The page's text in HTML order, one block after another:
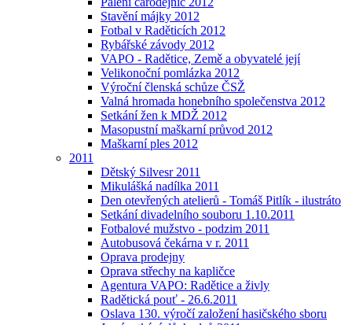
Stavění májky 2012
Fotbal v Raděticích 2012
Rybářské závody 2012
VAPO - Radětice, Země a obyvatelé její
Velikonoční pomlázka 2012
Výroční členská schůze ČSŽ
Valná hromada honebního společenstva 2012
Setkání žen k MDŽ 2012
Masopustní maškarní průvod 2012
Maškarní ples 2012
2011
Dětský Silvesr 2011
Mikulášká nadílka 2011
Den otevřených atelierů - Tomáš Pitlík - ilustráto
Setkání divadelního souboru 1.10.2011
Fotbalové mužstvo - podzim 2011
Autobusová čekárna v r. 2011
Oprava prodejny
Oprava střechy na kapličce
Agentura VAPO: Radětice a živly
Radětická pouť - 26.6.2011
Oslava 130. výročí založení hasičského sboru